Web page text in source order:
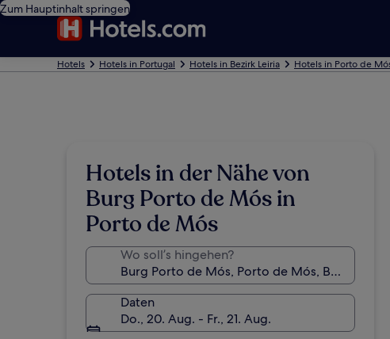
Zum Hauptinhalt springen
Hotels Hotels in Portugal Hotels in Bezirk Leiria Hotels in Porto de
Hotels in der Nähe von
Burg Porto de Mós in
Porto de Mós
Wo soll’s hingehen?
Daten
Do., 20. Aug. - Fr., 21. Aug.